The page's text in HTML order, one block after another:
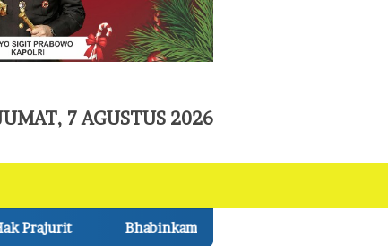
7 AGUSTUS 2026
Polsek Pkl Kerinci Monitoring Jagung Pipil 1 Ha di